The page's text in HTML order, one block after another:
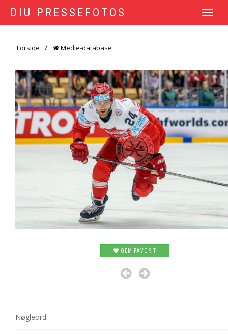
DIU PRESSEFOTOS
TOGGLE
Forside Medie-database
GEM FAVORIT
Nøgleord: